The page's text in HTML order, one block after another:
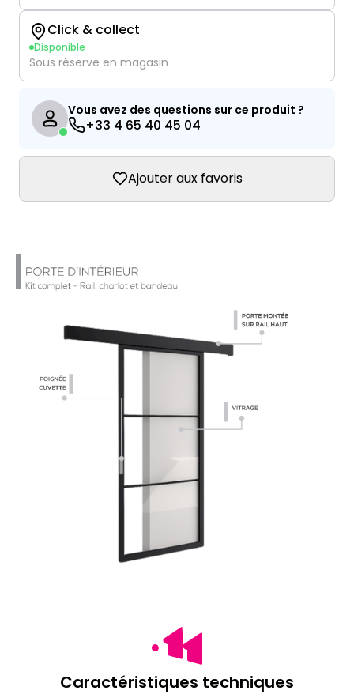
Click & collect
Disponible
Sous réserve en magasin
Vous avez des questions sur ce produit ?
+33 4 65 40 45 04
Ajouter aux favoris
Caractéristiques techniques